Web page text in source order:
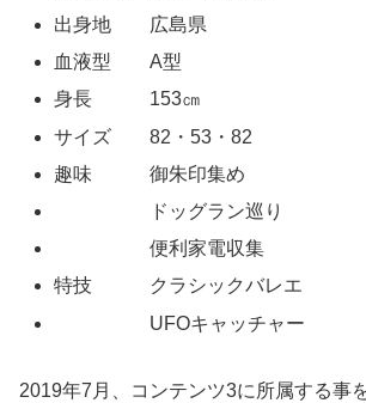
出身地 広島県
血液型 A型
身長 153㎝
サイズ 82・53・82
趣味 御朱印集め
ドッグラン巡り
便利家電収集
特技 クラシックバレエ
UFOキャッチャー
2019年7月、コンテンツ3に所属する事